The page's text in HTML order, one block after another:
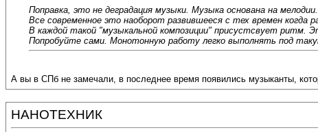
Поправка, это не деградация музыки. Музыка основана на
Все современное это наоборот развившееся с тех времен когда
В каждой такой "музыкальной композиции" присустсвует
Попробуйте сами. Монотонную работу легко выполнять под
А вы в СПб не замечали, в последнее время появились музыканты,
НАНОТЕХНИК